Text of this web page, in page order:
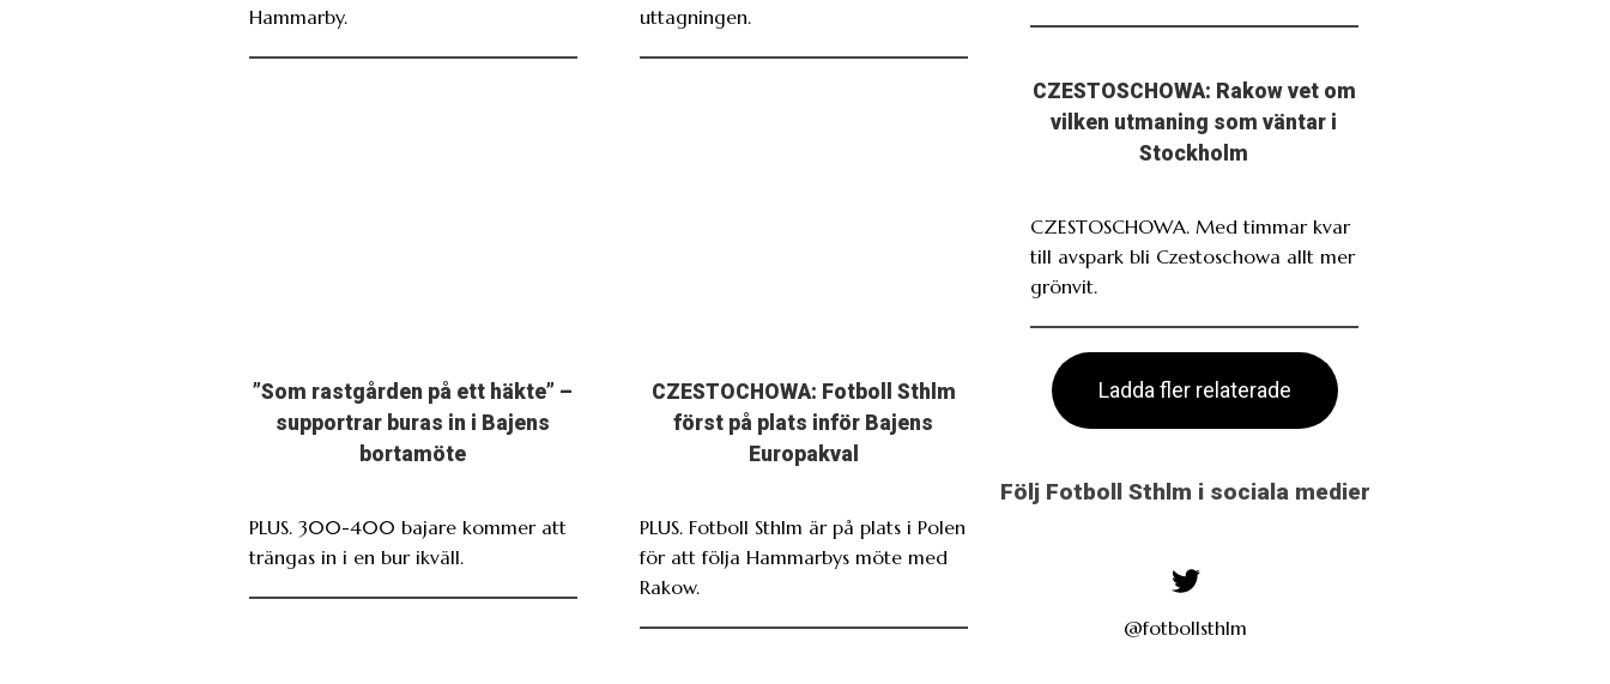
Hammarby.
uttagningen.
CZESTOSCHOWA: Rakow vet om
vilken utmaning som väntar i
Stockholm
CZESTOSCHOWA. Med timmar kvar
till avspark bli Czestoschowa allt mer
grönvit.
”Som rastgården på ett häkte” –
supportrar buras in i Bajens
bortamöte
PLUS. 300-400 bajare kommer att
trängas in i en bur ikväll.
CZESTOCHOWA: Fotboll Sthlm
först på plats inför Bajens
Europakval
PLUS. Fotboll Sthlm är på plats i Polen
för att följa Hammarbys möte med
Rakow.
Ladda fler relaterade
Följ Fotboll Sthlm i sociala medier
@fotbollsthlm